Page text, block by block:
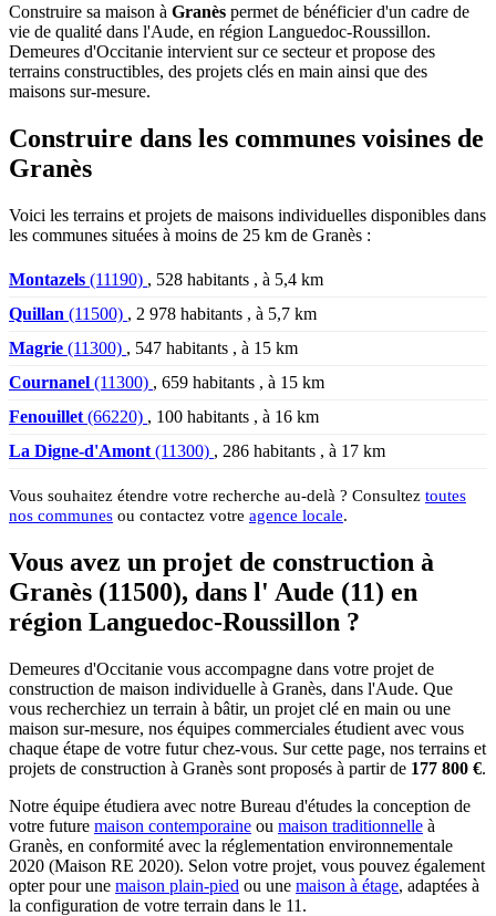
Construire sa maison à Granès permet de bénéficier d'un cadre de
vie de qualité dans l'Aude, en région Languedoc-Roussillon.
Demeures d'Occitanie intervient sur ce secteur et propose des
terrains constructibles, des projets clés en main ainsi que des
maisons sur-mesure.
Construire dans les communes voisines de
Granès
Voici les terrains et projets de maisons individuelles disponibles dans
les communes situées à moins de 25 km de Granès :
Montazels (11190) , 528 habitants , à 5,4 km
Quillan (11500) , 2 978 habitants , à 5,7 km
Magrie (11300) , 547 habitants , à 15 km
Cournanel (11300) , 659 habitants , à 15 km
Fenouillet (66220) , 100 habitants , à 16 km
La Digne-d'Amont (11300) , 286 habitants , à 17 km
Vous souhaitez étendre votre recherche au-delà ? Consultez toutes
nos communes ou contactez votre agence locale.
Vous avez un projet de construction à
Granès (11500), dans l' Aude (11) en
région Languedoc-Roussillon ?
Demeures d'Occitanie vous accompagne dans votre projet de
construction de maison individuelle à Granès, dans l'Aude. Que
vous recherchiez un terrain à bâtir, un projet clé en main ou une
maison sur-mesure, nos équipes commerciales étudient avec vous
chaque étape de votre futur chez-vous. Sur cette page, nos terrains et
projets de construction à Granès sont proposés à partir de 177 800 €.
Notre équipe étudiera avec notre Bureau d'études la conception de
votre future maison contemporaine ou maison traditionnelle à
Granès, en conformité avec la réglementation environnementale
2020 (Maison RE 2020). Selon votre projet, vous pouvez également
opter pour une maison plain-pied ou une maison à étage, adaptées à
la configuration de votre terrain dans le 11.